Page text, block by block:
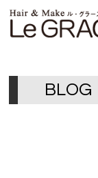
CONCEPT
BLOG